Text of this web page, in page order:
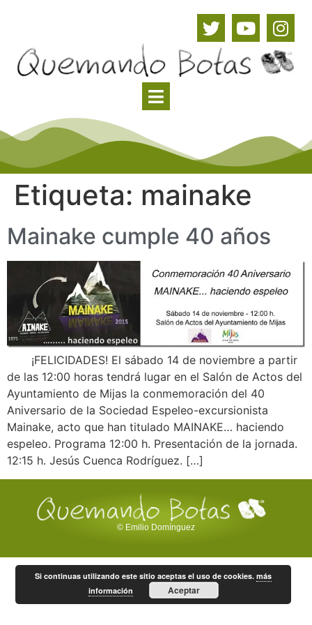
Etiqueta: mainake
Mainake cumple 40 años
¡FELICIDADES! El sábado 14 de noviembre a partir
de las 12:00 horas tendrá lugar en el Salón de Actos del
Ayuntamiento de Mijas la conmemoración del 40
Aniversario de la Sociedad Espeleo-excursionista
Mainake, acto que han titulado MAINAKE… haciendo
espeleo. Programa 12:00 h. Presentación de la jornada.
12:15 h. Jesús Cuenca Rodríguez. […]
© Emilio Domínguez
Si continuas utilizando este sitio aceptas el uso de cookies.más
información
Aceptar